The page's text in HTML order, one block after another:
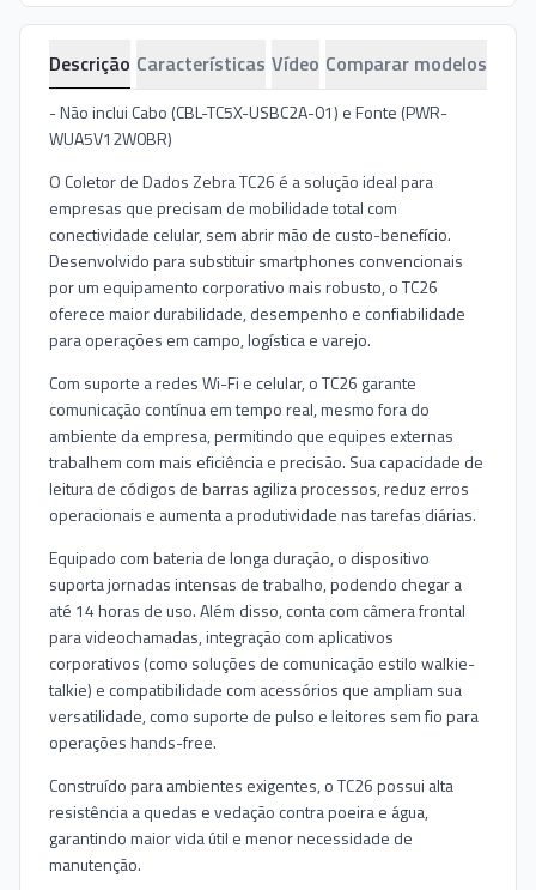
Descrição Características Vídeo Comparar modelos
- Não inclui Cabo (CBL-TC5X-USBC2A-01) e Fonte (PWR-
WUA5V12W0BR)
O Coletor de Dados Zebra TC26 é a solução ideal para
empresas que precisam de mobilidade total com
conectividade celular, sem abrir mão de custo-benefício.
Desenvolvido para substituir smartphones convencionais
por um equipamento corporativo mais robusto, o TC26
oferece maior durabilidade, desempenho e confiabilidade
para operações em campo, logística e varejo.
Com suporte a redes Wi-Fi e celular, o TC26 garante
comunicação contínua em tempo real, mesmo fora do
ambiente da empresa, permitindo que equipes externas
trabalhem com mais eficiência e precisão. Sua capacidade de
leitura de códigos de barras agiliza processos, reduz erros
operacionais e aumenta a produtividade nas tarefas diárias.
Equipado com bateria de longa duração, o dispositivo
suporta jornadas intensas de trabalho, podendo chegar a
até 14 horas de uso. Além disso, conta com câmera frontal
para videochamadas, integração com aplicativos
corporativos (como soluções de comunicação estilo walkie-
talkie) e compatibilidade com acessórios que ampliam sua
versatilidade, como suporte de pulso e leitores sem fio para
operações hands-free.
Construído para ambientes exigentes, o TC26 possui alta
resistência a quedas e vedação contra poeira e água,
garantindo maior vida útil e menor necessidade de
manutenção.